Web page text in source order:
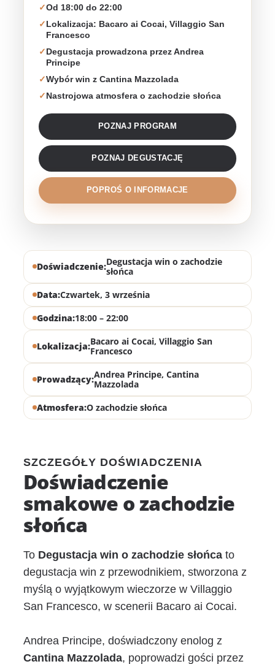
✓Od 18:00 do 22:00
✓Lokalizacja: Bacaro ai Cocai, Villaggio San
Francesco
✓Degustacja prowadzona przez Andrea
Principe
✓Wybór win z Cantina Mazzolada
✓Nastrojowa atmosfera o zachodzie słońca
POZNAJ PROGRAM
POZNAJ DEGUSTACJĘ
POPROŚ O INFORMACJE
Doświadczenie:Degustacja win o zachodzie
słońca
Data:Czwartek, 3 września
Godzina:18:00 – 22:00
Lokalizacja:Bacaro ai Cocai, Villaggio San
Francesco
Prowadzący:Andrea Principe, Cantina
Mazzolada
Atmosfera:O zachodzie słońca
SZCZEGÓŁY DOŚWIADCZENIA
Doświadczenie
smakowe o zachodzie
słońca
To Degustacja win o zachodzie słońca to
degustacja win z przewodnikiem, stworzona z
myślą o wyjątkowym wieczorze w Villaggio
San Francesco, w scenerii Bacaro ai Cocai.
Andrea Principe, doświadczony enolog z
Cantina Mazzolada, poprowadzi gości przez